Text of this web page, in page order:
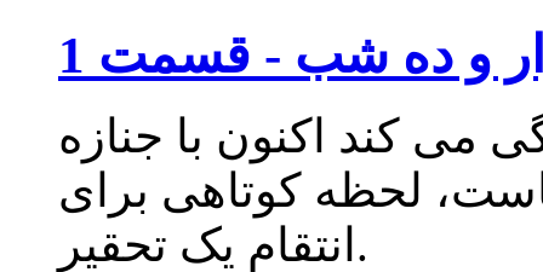
و ده شب - قسمت 1
می کند اکنون با جنازه
لحظه کوتاهی برای
انتقام یک تحقیر.